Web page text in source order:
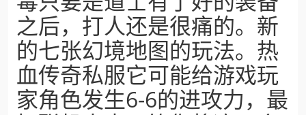
之后，打人还是很痛的。新
的七张幻境地图的玩法。热
血传奇私服它可能给游戏玩
家角色发生6-6的进攻力，最